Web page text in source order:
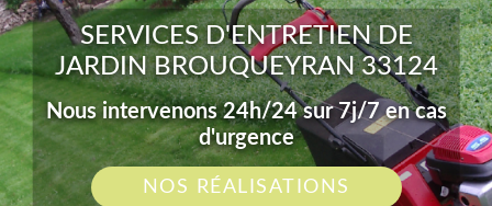
SERVICES D'ENTRETIEN DE
JARDIN BROUQUEYRAN 33124
Nous intervenons 24h/24 sur 7j/7 en cas
d'urgence
NOS RÉALISATIONS